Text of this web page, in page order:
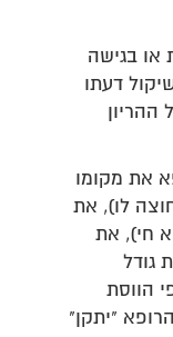
או בגישה
דעתו
את מקומו
לו), את
חי), את
גודל
הווסת
"יתקן"